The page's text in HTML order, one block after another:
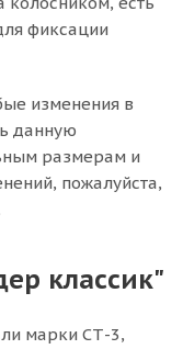
фиксации
изменения в
данную
размерам и
пожалуйста,
классик"
марки СТ-3,